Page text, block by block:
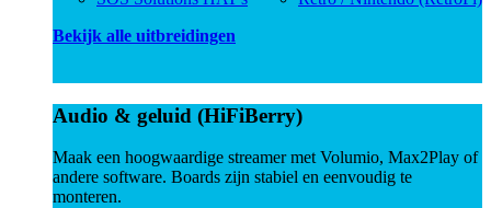
Bekijk alle uitbreidingen
Audio & geluid (HiFiBerry)
Maak een hoogwaardige streamer met Volumio, Max2Play of
andere software. Boards zijn stabiel en eenvoudig te
monteren.